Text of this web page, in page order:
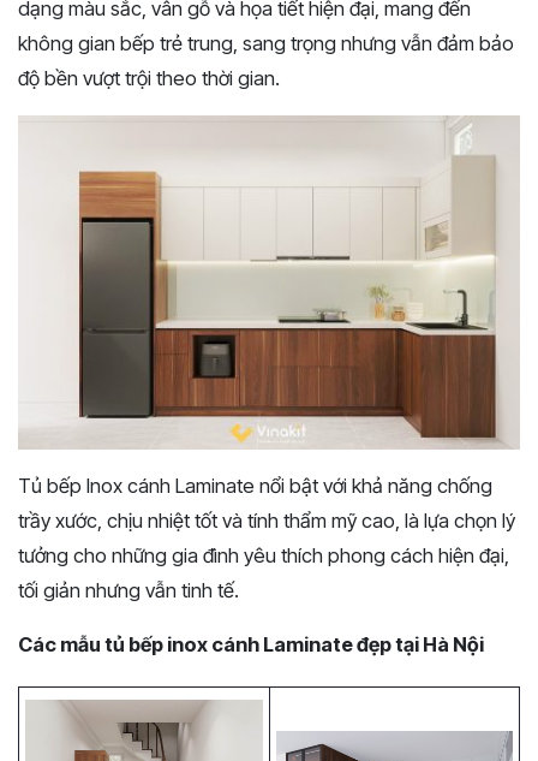
dạng màu sắc, vân gỗ và họa tiết hiện đại, mang đến
không gian bếp trẻ trung, sang trọng nhưng vẫn đảm bảo
độ bền vượt trội theo thời gian.
Tủ bếp Inox cánh Laminate nổi bật với khả năng chống
trầy xước, chịu nhiệt tốt và tính thẩm mỹ cao, là lựa chọn lý
tưởng cho những gia đình yêu thích phong cách hiện đại,
tối giản nhưng vẫn tinh tế.
Các mẫu tủ bếp inox cánh Laminate đẹp tại Hà Nội